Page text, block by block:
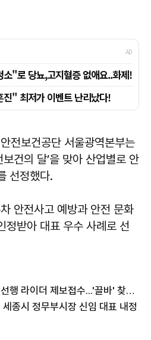
전보건공단 서울광역본부는
건의 달’을 맞아 산업별로 안
선정했다.
안전사고 예방과 안전 문화
정받아 대표 우수 사례로 선
우아한청년들, 도로안전·선행 라이더 제보접수...'끌바' 찾는다
종시 정무부시장 신임 대표 내정